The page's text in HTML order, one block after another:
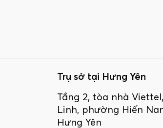
Trụ sở tại Hưng Yên
Tầng 2, tòa nhà
Linh, phường Hiến
Hưng Yên